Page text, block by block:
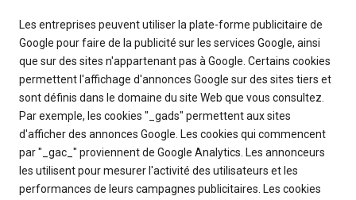
Les entreprises peuvent utiliser la plate-forme publicitaire de
Google pour faire de la publicité sur les services Google, ainsi
que sur des sites n'appartenant pas à Google. Certains cookies
permettent l'affichage d'annonces Google sur des sites tiers et
sont définis dans le domaine du site Web que vous consultez.
Par exemple, les cookies "_gads" permettent aux sites
d'afficher des annonces Google. Les cookies qui commencent
par "_gac_" proviennent de Google Analytics. Les annonceurs
les utilisent pour mesurer l'activité des utilisateurs et les
performances de leurs campagnes publicitaires. Les cookies